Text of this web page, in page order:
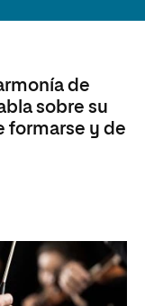
de
sobre su
formarse y de